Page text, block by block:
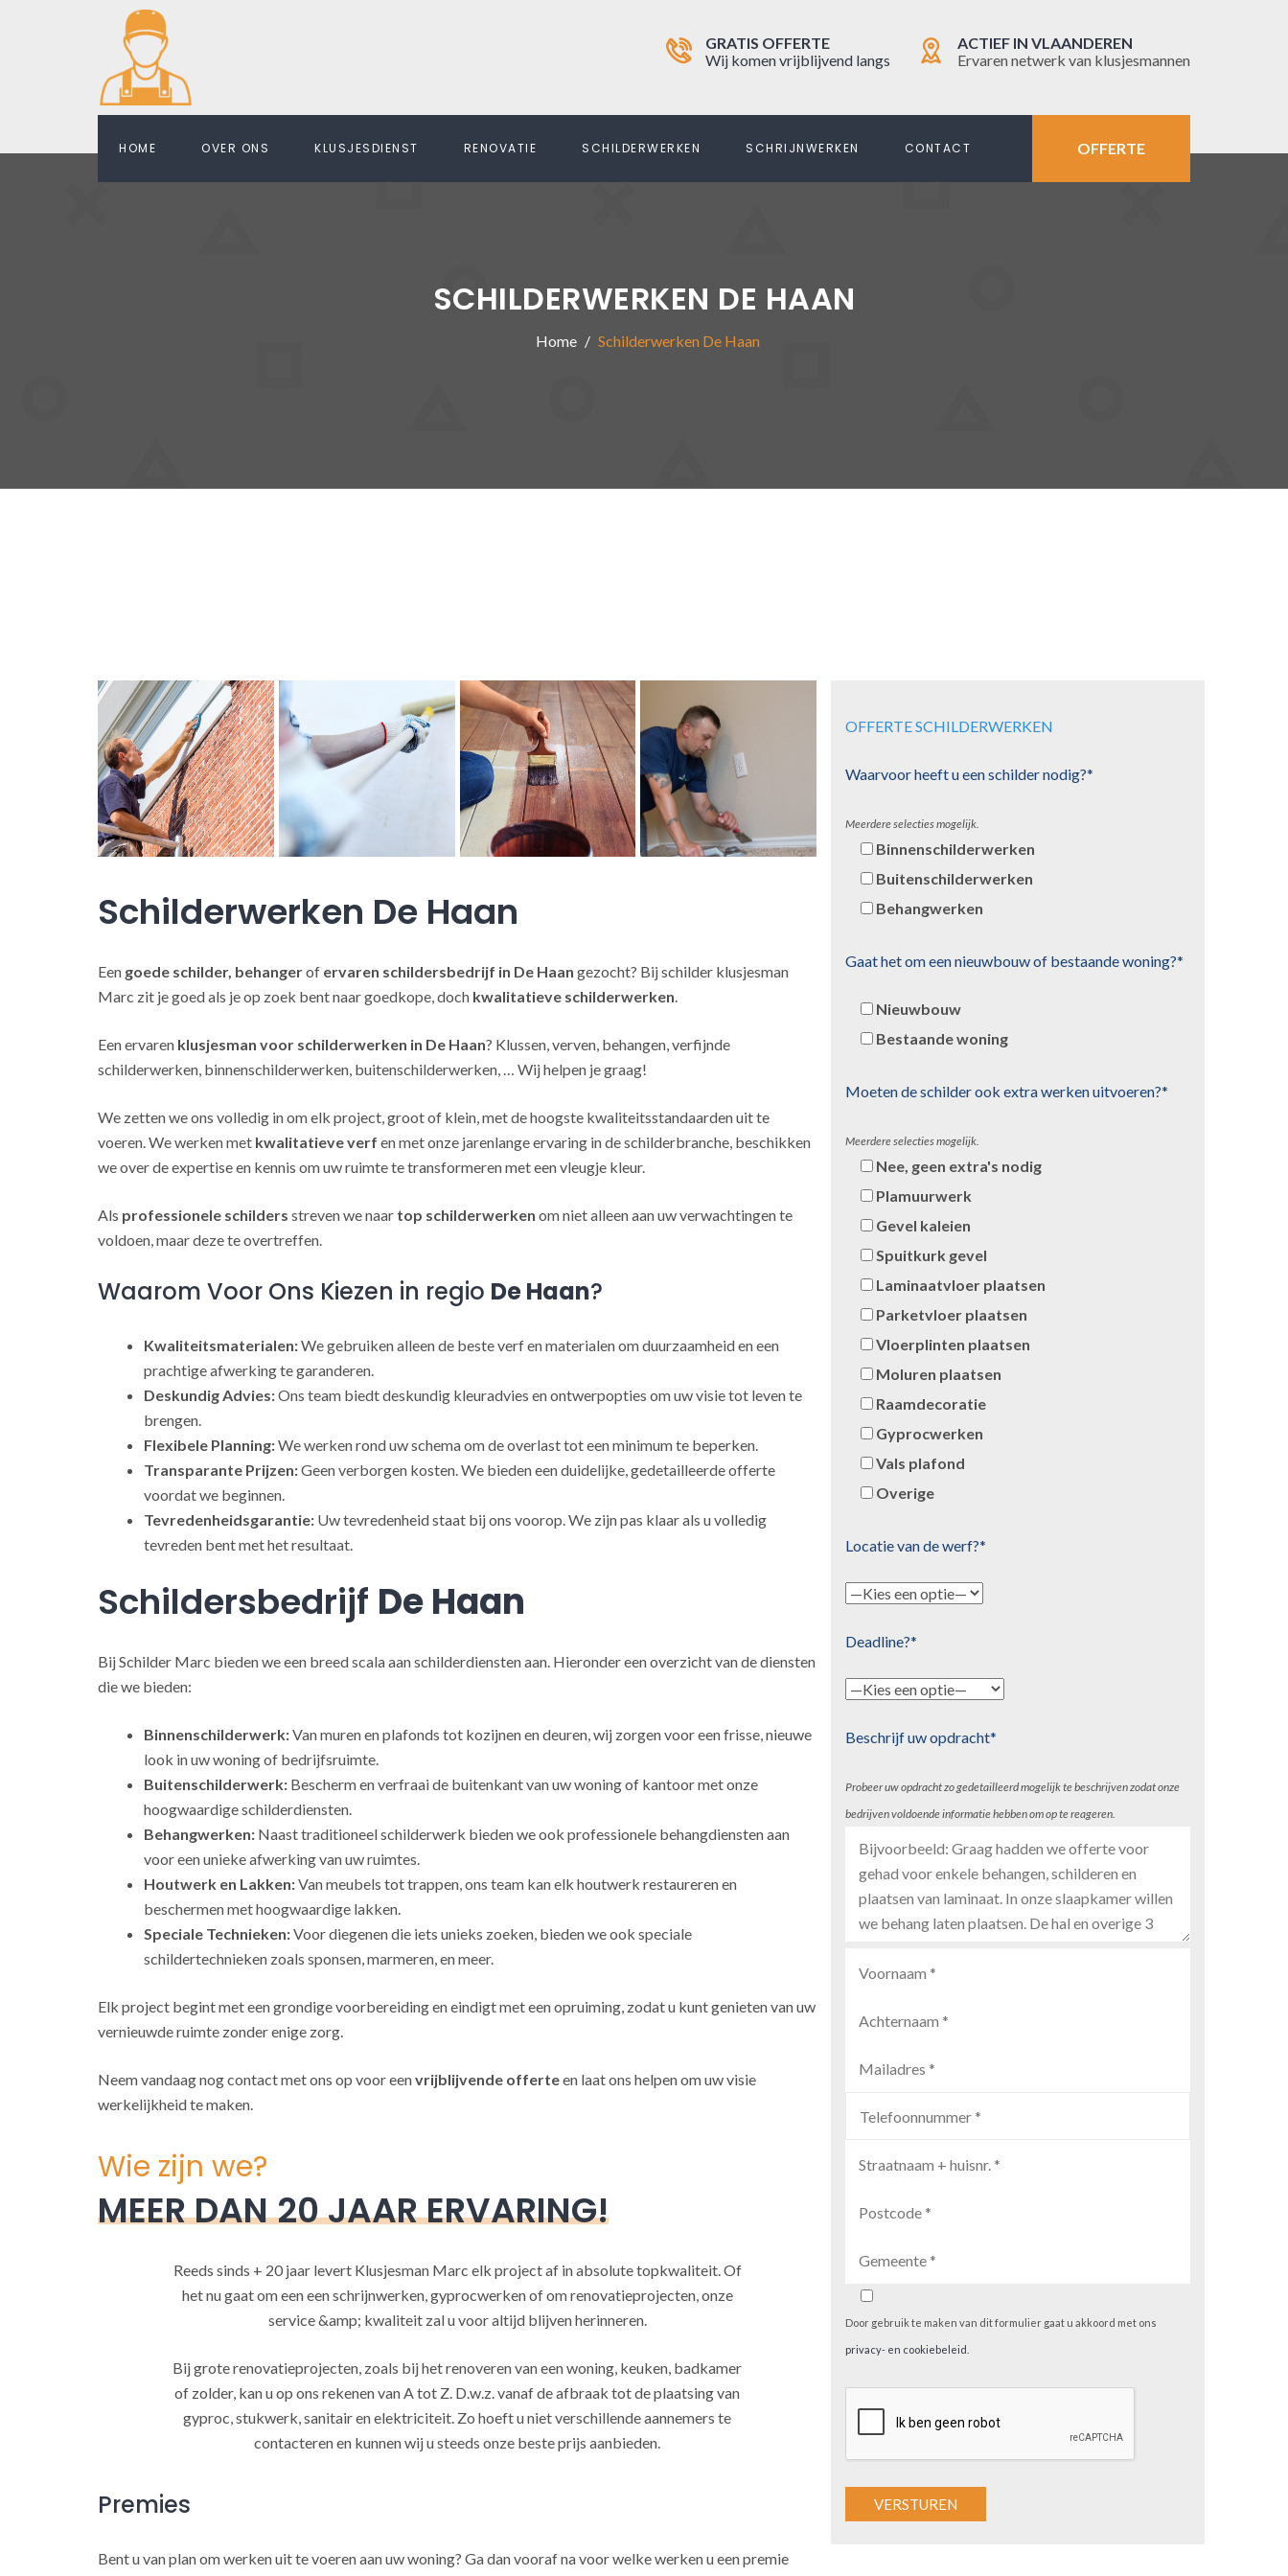
GRATIS OFFERTE
Wij komen vrijblijvend langs
ACTIEF IN VLAANDEREN
Ervaren netwerk van klusjesmannen
HOME OVER ONS KLUSJESDIENST RENOVATIE SCHILDERWERKEN SCHRIJNWERKEN CONTACT OFFERTE
SCHILDERWERKEN DE HAAN
Home Schilderwerken De Haan
Schilderwerken De Haan
Een goede schilder, behangerof ervaren schildersbedrijf in De Haan gezocht? Bij schilder klusjesman
Marc zit je goed als je op zoek bent naar goedkope, doch kwalitatieve schilderwerken
Een ervaren klusjesman voor schilderwerken in De Haan? Klussen, verven, behangen, verfijnde
schilderwerken, binnenschilderwerken, buitenschilderwerken, … Wij helpen je graag!
We zetten we ons volledig in om elk project, groot of klein, met de hoogste kwaliteitsstandaarden uit te
voeren. We werken met kwalitatieve verf en met onze jarenlange ervaring in de schilderbranche, beschikken
we over de expertise en kennis om uw ruimte te transformeren met een vleugje kleur.
Als professionele schilders streven we naar top schilderwerken om niet alleen aan uw verwachtingen te
voldoen, maar deze te overtreffen.
Waarom Voor Ons Kiezen in regio De Haan?
Kwaliteitsmaterialen:We gebruiken alleen de beste verf en materialen om duurzaamheid en een
prachtige afwerking te garanderen.
Deskundig Advies:Ons team biedt deskundig kleuradvies en ontwerpopties om uw visie tot leven te
brengen.
Flexibele Planning:We werken rond uw schema om de overlast tot een minimum te beperken.
Transparante Prijzen:Geen verborgen kosten. We bieden een duidelijke, gedetailleerde offerte
voordat we beginnen.
Tevredenheidsgarantie: Uw tevredenheid staat bij ons voorop. We zijn pas klaar als u volledig
tevreden bent met het resultaat.
Schildersbedrijf De Haan
Bij Schilder Marc bieden we een breed scala aan schilderdiensten aan. Hieronder een overzicht van de diensten
die we bieden:
Binnenschilderwerk:Van muren en plafonds tot kozijnen en deuren, wij zorgen voor een frisse, nieuwe
look in uw woning of bedrijfsruimte.
Buitenschilderwerk: Bescherm en verfraai de buitenkant van uw woning of kantoor met onze
hoogwaardige schilderdiensten.
Behangwerken: Naast traditioneel schilderwerk bieden we ook professionele behangdiensten aan
voor een unieke afwerking van uw ruimtes.
Houtwerk en Lakken:Van meubels tot trappen, ons team kan elk houtwerk restaureren en
beschermen met hoogwaardige lakken.
Speciale Technieken:Voor diegenen die iets unieks zoeken, bieden we ook speciale
schildertechnieken zoals sponsen, marmeren, en meer.
Elk project begint met een grondige voorbereiding en eindigt met een opruiming, zodat u kunt genieten van uw
vernieuwde ruimte zonder enige zorg.
Neem vandaag nog contact met ons op voor eenvrijblijvende offerteen laat ons helpen om uw visie
werkelijkheid te maken.
Wie zijn we?
MEER DAN 20 JAAR ERVARING!
Reeds sinds + 20 jaar levert Klusjesman Marc elk project af in absolute topkwaliteit. Of
het nu gaat om een een schrijnwerken, gyprocwerken of om renovatieprojecten, onze
service &amp; kwaliteit zal u voor altijd blijven herinneren.
Bij grote renovatieprojecten, zoals bij het renoveren van een woning, keuken, badkamer
of zolder, kan u op ons rekenen van A tot Z. D.w.z. vanaf de afbraak tot de plaatsing van
gyproc, stukwerk, sanitair en elektriciteit. Zo hoeft u niet verschillende aannemers te
contacteren en kunnen wij u steeds onze beste prijs aanbieden.
Premies
Bent u van plan om werken uit te voeren aan uw woning? Ga dan vooraf na voor welke werken u een premie
OFFERTE SCHILDERWERKEN
Waarvoor heeft u een schilder nodig?*
Meerdere selecties mogelijk.
Binnenschilderwerken
Buitenschilderwerken
Behangwerken
Gaat het om een nieuwbouw of bestaande woning?*
Nieuwbouw
Bestaande woning
Moeten de schilder ook extra werken uitvoeren?*
Meerdere selecties mogelijk.
Nee, geen extra's nodig
Plamuurwerk
Gevel kaleien
Spuitkurk gevel
Laminaatvloer plaatsen
Parketvloer plaatsen
Vloerplinten plaatsen
Moluren plaatsen
Raamdecoratie
Gyprocwerken
Vals plafond
Overige
Locatie van de werf?*
Deadline?*
Beschrijf uw opdracht*
Probeer uw opdracht zo gedetailleerd mogelijk te beschrijven zodat onze
bedrijven voldoende informatie hebben om op te reageren.
Door gebruik te maken van dit formulier gaat u akkoord met ons
privacy- en cookiebeleid